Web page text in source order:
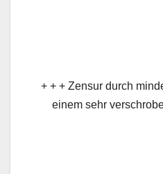
+ + + Zensur durch
einem sehr